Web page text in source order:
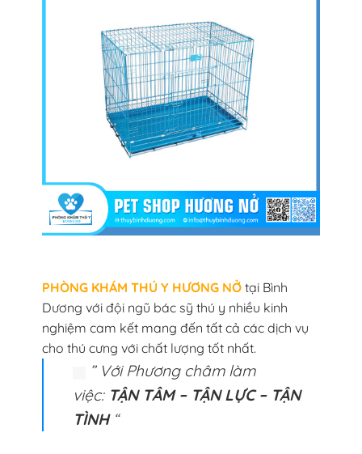
PHÒNG KHÁM THÚ Y HƯƠNG NỞtại Bình
Dương với đội ngũ bác sỹ thú y nhiều kinh
nghiệm cam kết mang đến tất cả các dịch vụ
cho thú cưng với chất lượng tốt nhất.
” Với Phương châm làm
việc: TẬN TÂM – TẬN LỰC – TẬN
TÌNH“